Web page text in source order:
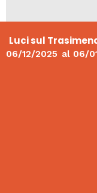
Luci sul
06/12/2025 al 06/